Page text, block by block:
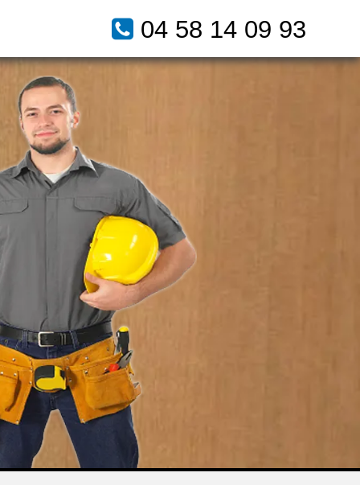
04 58 14 09 93